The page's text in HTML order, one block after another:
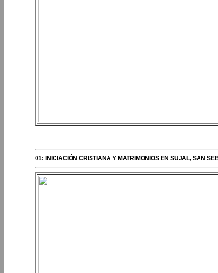
01: INICIACIÓN CRISTIANA Y MATRIMONIOS EN SUJAL, SAN